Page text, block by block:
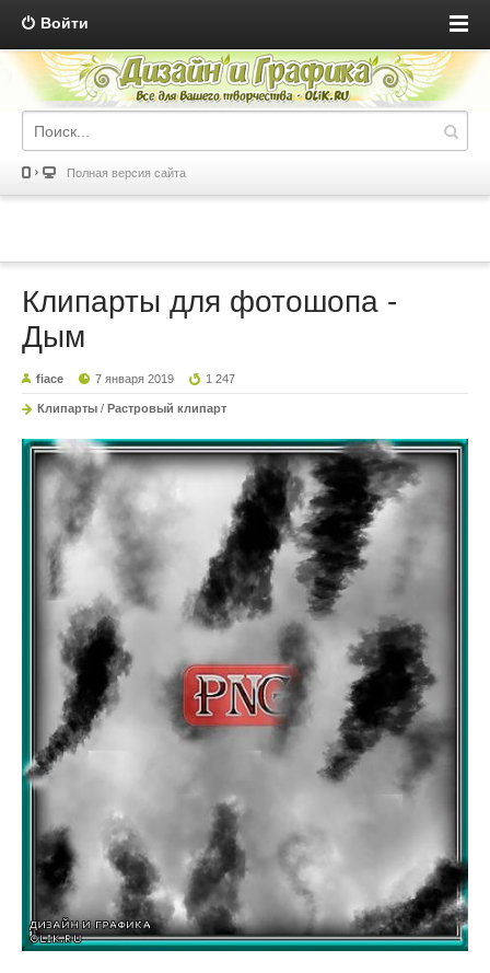
Войти
Полная версия сайта
Клипарты для фотошопа -
Дым
fiace 7 января 2019 1 247
Клипарты / Растровый клипарт